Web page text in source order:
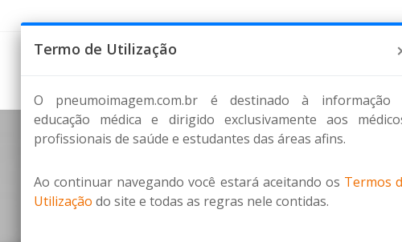
Termo de Utilização
O pneumoimagem.com.br é destinado à informação
educação médica e dirigido exclusivamente aos
profissionais de saúde e estudantes das áreas afins.
Ao continuar navegando você estará aceitando os Termos
Utilização do site e todas as regras nele contidas.